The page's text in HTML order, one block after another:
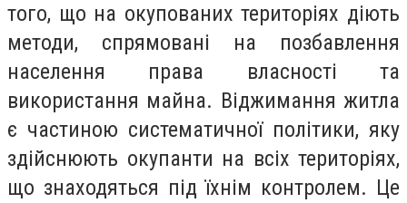
того, що на окупованих територіях діють
методи, спрямовані на позбавлення
населення права власності та
використання майна. Віджимання житла
є частиною систематичної політики, яку
здійснюють окупанти на всіх територіях,
що знаходяться під їхнім контролем. Це